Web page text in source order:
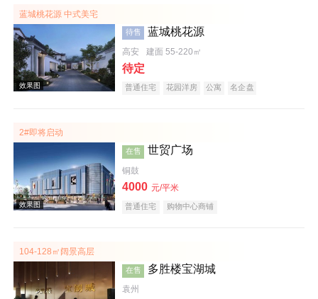
实景图
效果图
蓝城桃花源 中式美宅
待售 蓝城桃花源
高安 建面 55-220㎡
待定
普通住宅 花园洋房 公寓 名企盘
2#即将启动
在售 世贸广场
铜鼓
4000 元/平米
普通住宅 购物中心商铺
104-128㎡阔景高层
在售 多胜楼宝湖城
袁州